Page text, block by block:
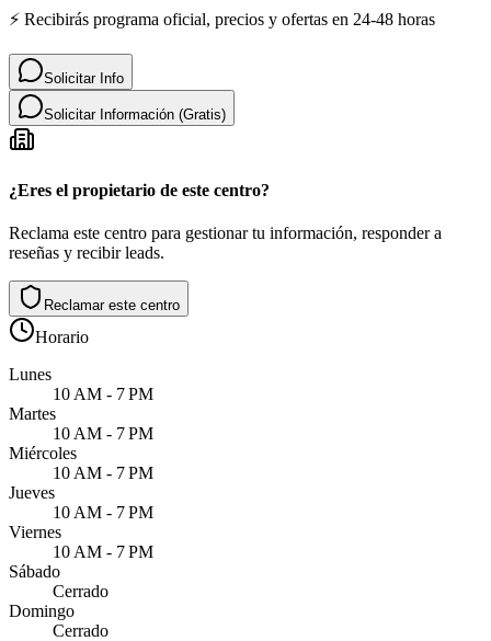
⚡ Recibirás programa oficial, precios y ofertas en 24-48 horas
Solicitar Info
Solicitar Información (Gratis)
¿Eres el propietario de este centro?
Reclama este centro para gestionar tu información, responder a
reseñas y recibir leads.
Reclamar este centro
Horario
Lunes
10 AM - 7 PM
Martes
10 AM - 7 PM
Miércoles
10 AM - 7 PM
Jueves
10 AM - 7 PM
Viernes
10 AM - 7 PM
Sábado
Cerrado
Domingo
Cerrado